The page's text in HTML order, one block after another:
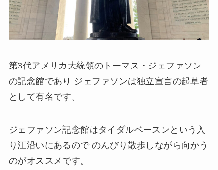
第3代アメリカ大統領のトーマス・ジェファソン
の記念館であり ジェファソンは独立宣言の起草者
として有名です。
ジェファソン記念館はタイダルベースンという入
り江沿いにあるので のんびり散歩しながら向かう
のがオススメです。